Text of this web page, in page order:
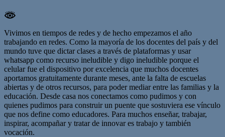
Vivimos en tiempos de redes y de hecho empezamos el año
trabajando en redes. Como la mayoría de los docentes del país y del
mundo tuve que dictar clases a través de plataformas y usar
whatsapp como recurso ineludible y digo ineludible porque el
celular fue el dispositivo por excelencia que muchos docentes
aportamos gratuitamente durante meses, ante la falta de escuelas
abiertas y de otros recursos, para poder mediar entre las familias y la
educación. Desde casa nos conectamos como pudimos y con
quienes pudimos para construir un puente que sostuviera ese vínculo
que nos define como educadores. Para muchos enseñar, trabajar,
inspirar, acompañar y tratar de innovar es trabajo y también
vocación.